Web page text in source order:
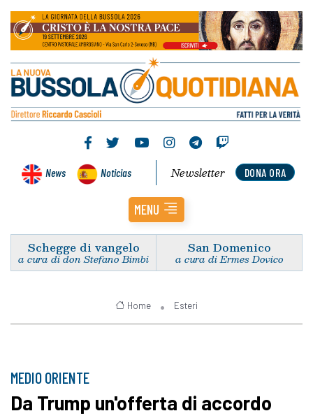
News Noticias DONA ORA
Newsletter
MENU
Schegge di vangelo
a cura di don Stefano Bimbi
San Domenico
a cura di Ermes Dovico
Home Esteri
MEDIO ORIENTE
Da Trump un'offerta di accordo